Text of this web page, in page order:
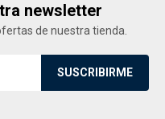
newsletter
de nuestra tienda.
SUSCRIBIRME